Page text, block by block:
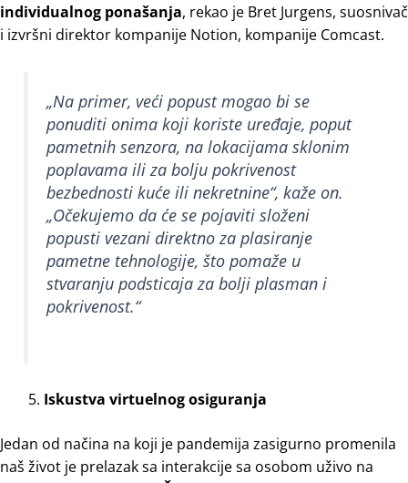
individualnog ponašanja, rekao je Bret Jurgens, suosnivač
i izvršni direktor kompanije Notion, kompanije Comcast.
„Na primer, veći popust mogao bi se
ponuditi onima koji koriste uređaje, poput
pametnih senzora, na lokacijama sklonim
poplavama ili za bolju pokrivenost
bezbednosti kuće ili nekretnine“,kaže on.
„Očekujemo da će se pojaviti složeni
popusti vezani direktno za plasiranje
pametne tehnologije, što pomaže u
stvaranju podsticaja za bolji plasman i
pokrivenost.“
Iskustva virtuelnog osiguranja
Jedan od načina na koji je pandemija zasigurno promenila
naš život je prelazak sa interakcije sa osobom uživo na